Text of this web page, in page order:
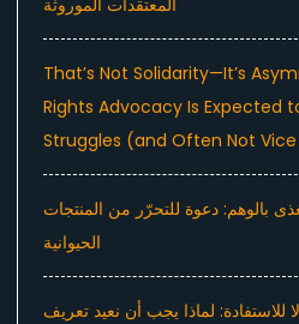
That’s Not Solidarity—It’s
Rights Advocacy Is Expected
Struggles (and Often Not Vice
بالوهم: دعوة للتحرّر من المنتجات
الحيوانية
لا للاستفادة: لماذا يجب أن نعيد تعريف